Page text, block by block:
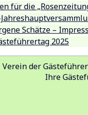
für die
Schätze –
2025
Verein der
Ihre